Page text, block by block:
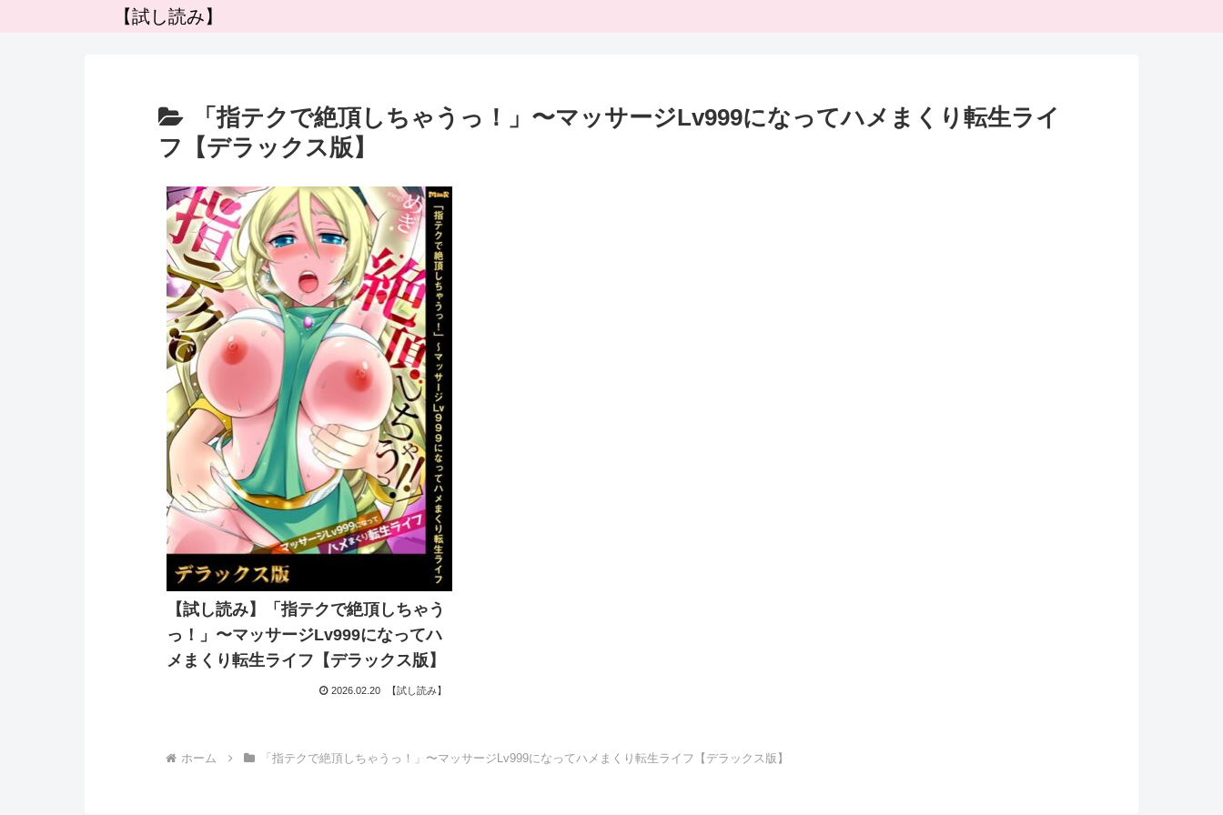
【試し読み】
「指テクで絶頂しちゃうっ！」〜マッサージLv999になってハメまくり転生ライ
フ【デラックス版】
【試し読み】「指テクで絶頂しちゃう
っ！」〜マッサージLv999になってハ
メまくり転生ライフ【デラックス版】
2026.02.20 【試し読み】
ホーム 「指テクで絶頂しちゃうっ！」〜マッサージLv999になってハメまくり転生ライフ【デラックス版】